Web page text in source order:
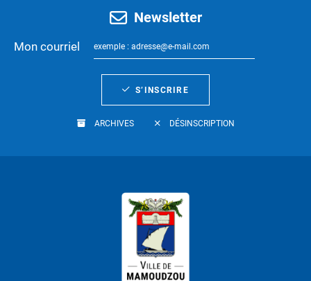
Newsletter
Mon courriel
S’INSCRIRE
ARCHIVES DÉSINSCRIPTION